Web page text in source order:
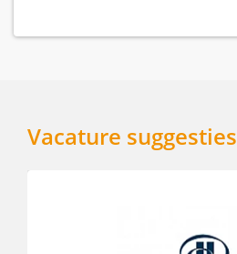
Vacature suggesties